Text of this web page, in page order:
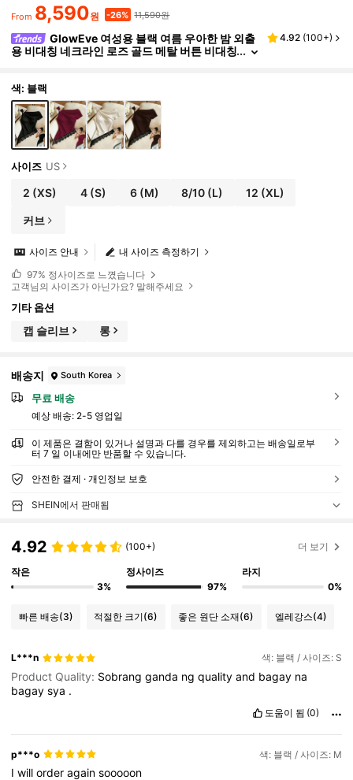
From 8,590원 -26% 11,590원
GlowEve 여성용 블랙 여름 우아한 밤 외출
용 비대칭 네크라인 로즈 골드 메탈 버튼 비대칭
4.92 (100+)
색: 블랙
사이즈 US
2 (XS) 4(S) 6(M) 8/10 (L) 12 (XL)
커브
내 사이즈 측정하기
사이즈 안내
97% 정사이즈로 느꼈습니다
고객님의 사이즈가 아닌가요? 말해주세요
기타 옵션
캡 슬리브 롱
배송지 South Korea
무료 배송
예상 배송: 2-5 영업일
이 제품은 결함이 있거나 설명과 다를 경우를 제외하고는 배송일로부
터 7 일 이내에만 반품할 수 있습니다.
안전한 결제 · 개인정보 보호
SHEIN에서 판매됨
4.92 (100+) 더 보기
작은
3%
정사이즈
97%
라지
0%
빠른 배송(3) 적절한 크기(6) 좋은 원단 소재(6) 엘레강스(4)
L***n 색: 블랙 / 사이즈: S
Product Quality: Sobrangganda ngqualityand bagay na
bagaysya .
도움이 됨 (0)
p***o 색: 블랙 / 사이즈: M
Iwillorderagainsooooon